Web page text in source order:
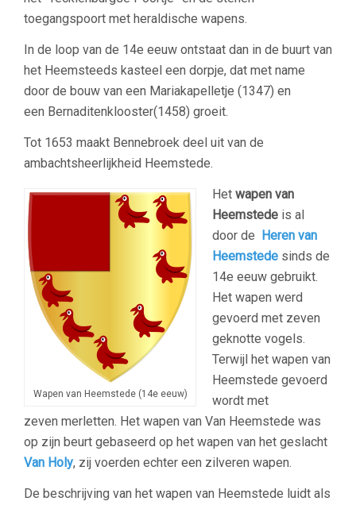
toegangspoort met heraldische wapens.
In de loop van de 14e eeuw ontstaat dan in de buurt van
het Heemsteeds kasteel een dorpje, dat met name
door de bouw van een Mariakapelletje (1347) en
een Bernaditenklooster(1458) groeit.
Tot 1653 maakt Bennebroek deel uit van de
ambachtsheerlijkheid Heemstede.
Wapen van Heemstede (14e eeuw)
Het wapen van
Heemstede is al
door de Heren van
Heemstede sinds de
14e eeuw gebruikt.
Het wapen werd
gevoerd met zeven
geknotte vogels.
Terwijl het wapen van
Heemstede gevoerd
wordt met
zeven merletten. Het wapen van Van Heemstede was
op zijn beurt gebaseerd op het wapen van het geslacht
Van Holy, zij voerden echter een zilveren wapen.
De beschrijving van het wapen van Heemstede luidt als